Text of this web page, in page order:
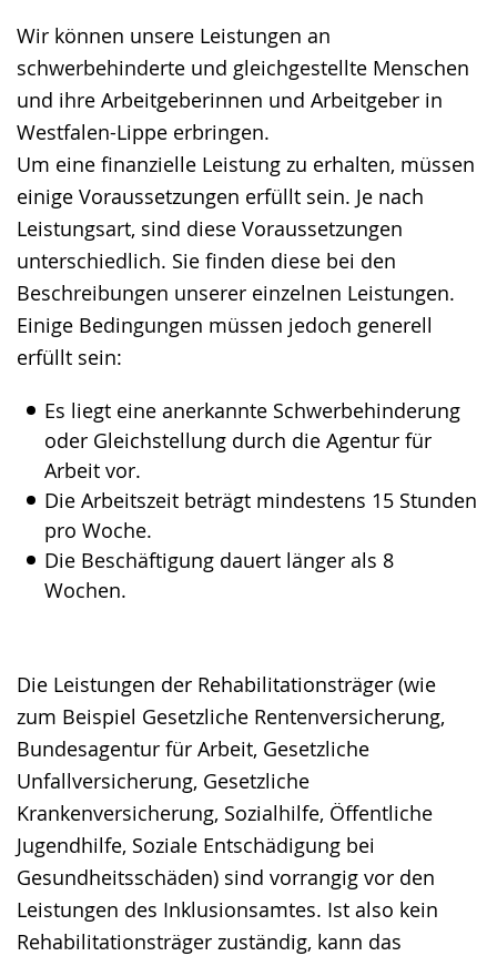
Wir können unsere Leistungen an
schwerbehinderte und gleichgestellte Menschen
und ihre Arbeitgeberinnen und Arbeitgeber in
Westfalen-Lippe erbringen.
Um eine finanzielle Leistung zu erhalten, müssen
einige Voraussetzungen erfüllt sein. Je nach
Leistungsart, sind diese Voraussetzungen
unterschiedlich. Sie finden diese bei den
Beschreibungen unserer einzelnen Leistungen.
Einige Bedingungen müssen jedoch generell
erfüllt sein:
Es liegt eine anerkannte Schwerbehinderung
oder Gleichstellung durch die Agentur für
Arbeit vor.
Die Arbeitszeit beträgt mindestens 15 Stunden
pro Woche.
Die Beschäftigung dauert länger als 8
Wochen.
Die Leistungen der Rehabilitationsträger (wie
zum Beispiel Gesetzliche Rentenversicherung,
Bundesagentur für Arbeit, Gesetzliche
Unfallversicherung, Gesetzliche
Krankenversicherung, Sozialhilfe, Öffentliche
Jugendhilfe, Soziale Entschädigung bei
Gesundheitsschäden) sind vorrangig vor den
Leistungen des Inklusionsamtes. Ist also kein
Rehabilitationsträger zuständig, kann das
Gebärdensprache
wird
angezeigt.